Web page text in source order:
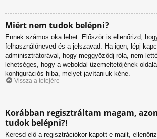
Miért nem tudok belépni?
Ennek számos oka lehet. Először is ellenőrizd,
felhasználóneved és a jelszavad. Ha igen, lépj
adminisztrátorával, hogy meggyőződj róla, nem
lehetséges, hogy a weboldal üzemeltetőjének
konfigurációs hiba, melyet javítaniuk kéne.
Vissza a tetejére
Korábban regisztráltam magam,
tudok belépni?!
Keresd elő a regisztrációkor kapott e-mailt,